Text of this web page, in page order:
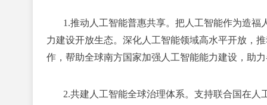
1.推动人工智能普惠共享。 把人工智能作为造福
力建设开放生态。深化人工智能领域高水平开放，
作，帮助全球南方国家加强人工智能能力建设，助
2.共建人工智能全球治理体系。 支持联合国在人